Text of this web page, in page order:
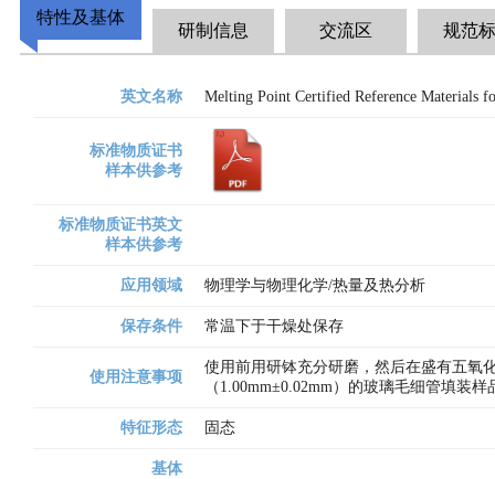
特性及基体
研制信息 交流区 规范
英文名称 Melting Point Certified Reference Materials
标准物质证书
样本供参考
标准物质证书英文
样本供参考
应用领域 物理学与物理化学/热量及热分析
保存条件 常温下于干燥处保存
使用注意事项
使用前用研钵充分研磨，然后在盛有五氧
（1.00mm±0.02mm）的玻璃毛细管填装
特征形态 固态
基体